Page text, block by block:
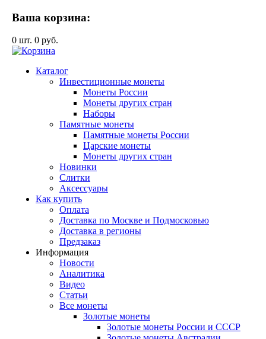
Ваша корзина:
0 шт. 0 руб.
Каталог
Инвестиционные монеты
Монеты России
Монеты других стран
Наборы
Памятные монеты
Памятные монеты России
Царские монеты
Монеты других стран
Новинки
Слитки
Аксессуары
Как купить
Оплата
Доставка по Москве и Подмосковью
Доставка в регионы
Предзаказ
Информация
Новости
Аналитика
Видео
Статьи
Все монеты
Золотые монеты
Золотые монеты России и СССР